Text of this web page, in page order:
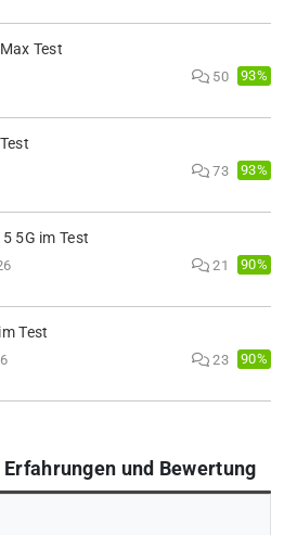
Test
50 93%
73 93%
5G im Test
21 90%
Test
23 90%
und Bewertung